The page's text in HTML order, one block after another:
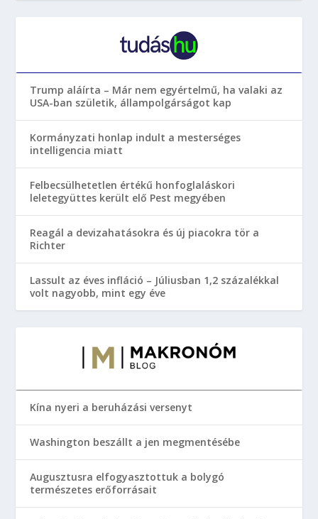
Trump aláírta – Már nem egyértelmű, ha valaki az
USA-ban születik, állampolgárságot kap
Kormányzati honlap indult a mesterséges
intelligencia miatt
Felbecsülhetetlen értékű honfoglaláskori
leletegyüttes került elő Pest megyében
Reagál a devizahatásokra és új piacokra tör a
Richter
Lassult az éves infláció – Júliusban 1,2 százalékkal
volt nagyobb, mint egy éve
Kína nyeri a beruházási versenyt
Washington beszállt a jen megmentésébe
Augusztusra elfogyasztottuk a bolygó
természetes erőforrásait